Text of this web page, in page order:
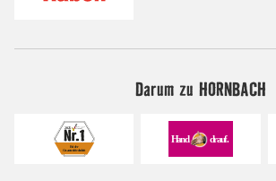
Darum zu HORNBACH